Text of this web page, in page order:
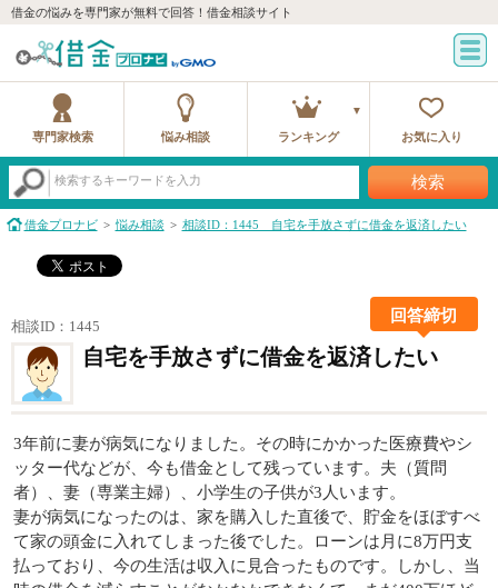
借金の悩みを専門家が無料で回答！借金相談サイト
専門家検索 悩み相談 ランキング お気に入り
検索するキーワードを入力 検索
借金プロナビ 悩み相談 相談ID：1445 自宅を手放さずに借金を返済したい
相談ID：1445
回答締切
自宅を手放さずに借金を返済したい
3年前に妻が病気になりました。その時にかかった医療費やシ
ッター代などが、今も借金として残っています。夫（質問
者）、妻（専業主婦）、小学生の子供が3人います。
妻が病気になったのは、家を購入した直後で、貯金をほぼすべ
て家の頭金に入れてしまった後でした。ローンは月に8万円支
払っており、今の生活は収入に見合ったものです。しかし、当